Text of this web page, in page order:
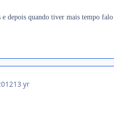
e depois quando tiver mais tempo
13 yr